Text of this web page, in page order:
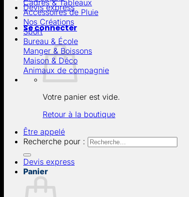
Devis express
Se connecter
Votre panier est vide.
Retour à la boutique
Être appelé
Recherche pour :
Devis express
Panier
Cadres & Tableaux
Accessoires de Pluie
Nos Créations
Sport
Bureau & École
Manger & Boissons
Maison & Déco
Animaux de compagnie